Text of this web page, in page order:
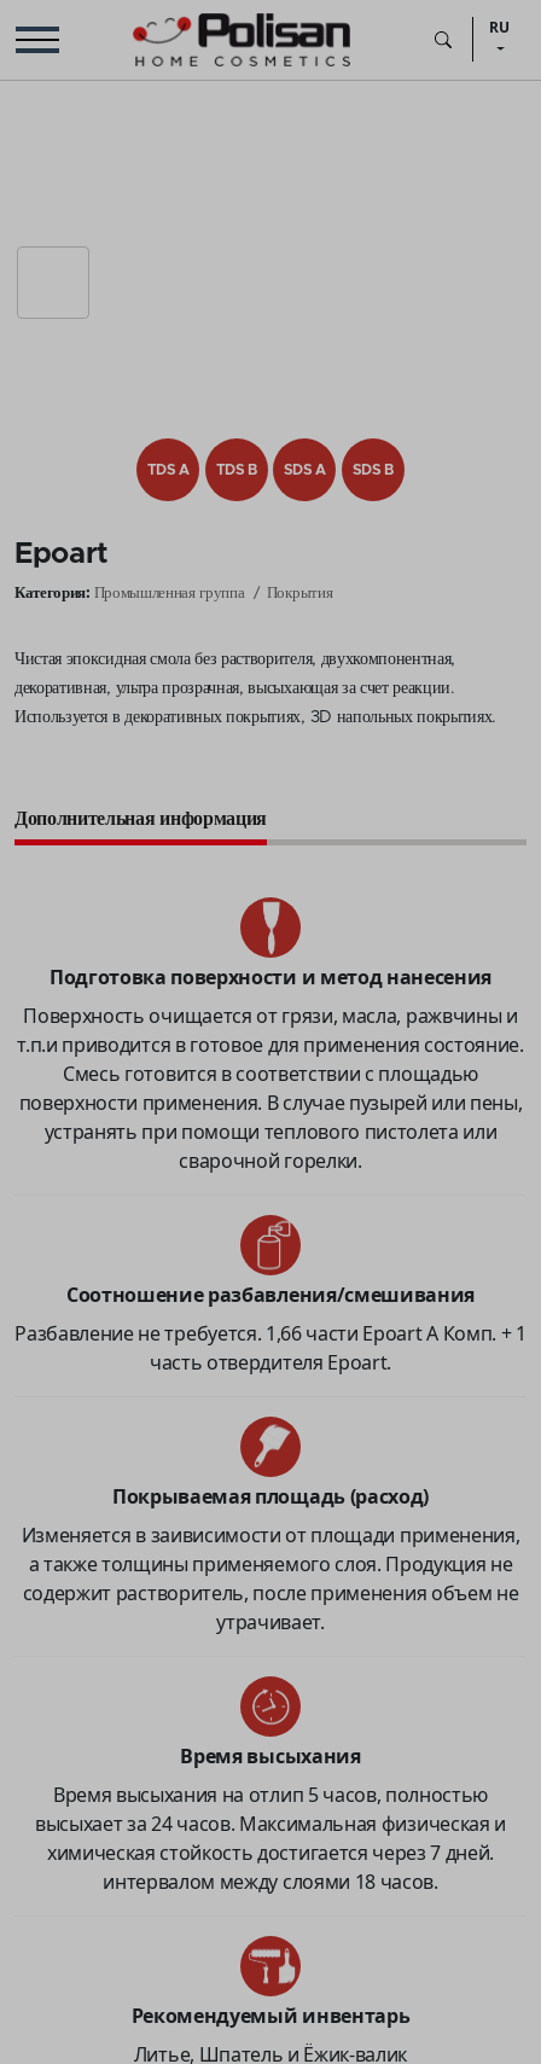
RU
TDS A TDS B SDS A SDS B
Epoart
Категория: Промышленная группа Покрытия
Чистая эпоксидная смола без растворителя, двухкомпонентная,
декоративная, ультра прозрачная, высыхающая за счет реакции.
Используется в декоративных покрытиях, 3D напольных покрытиях.
Дополнительная информация
Подготовка поверхности и метод нанесения
Поверхность очищается от грязи, масла, ражвчины и
т.п.и приводится в готовое для применения состояние.
Смесь готовится в соответствии с площадью
поверхности применения. В случае пузырей или пены,
устранять при помощи теплового пистолета или
сварочной горелки.
Соотношение разбавления/смешивания
Разбавление не требуется. 1,66 части Epoart A Комп. + 1
часть отвердителя Epoart.
Покрываемая площадь (расход)
Изменяется в заивисимости от площади применения,
а также толщины применяемого слоя. Продукция не
содержит растворитель, после применения объем не
утрачивает.
Время высыхания
Время высыхания на отлип 5 часов, полностью
высыхает за 24 часов. Максимальная физическая и
химическая стойкость достигается через 7 дней.
интервалом между слоями 18 часов.
Рекомендуемый инвентарь
Литье, Шпатель и Ёжик-валик